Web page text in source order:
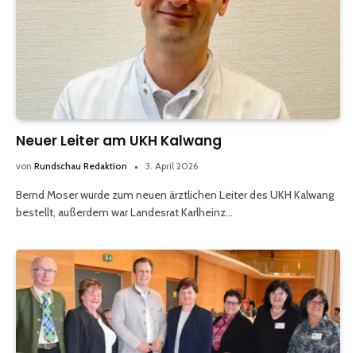
Neuer Leiter am UKH Kalwang
von Rundschau Redaktion 3. April 2026
Bernd Moser wurde zum neuen ärztlichen Leiter des UKH Kalwang
bestellt, außerdem war Landesrat Karlheinz…